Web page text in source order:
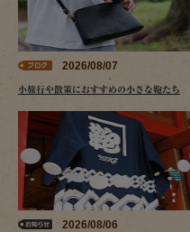
2026/08/07
小旅行や散策におすすめの小さな鞄たち
2026/08/06